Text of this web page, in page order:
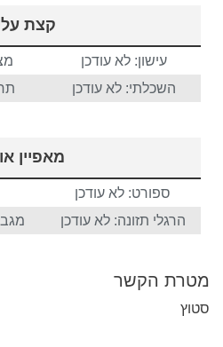
קצת
עישון: לא עודכן
השכלתי: לא עודכן
מאפיין
ספורט: לא עודכן
הרגלי תזונה: לא עודכן
מטרת הקשר
סטוץ